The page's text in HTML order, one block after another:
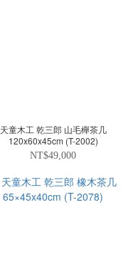
天童木工 乾三郎 山毛櫸茶几
120x60x45cm (T-2002)
NT$49,000